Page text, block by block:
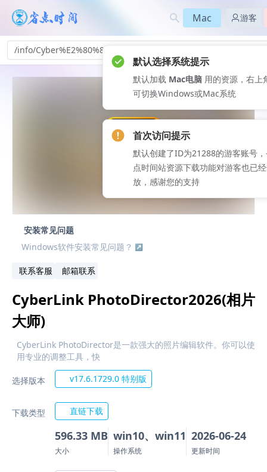
Mac 游客
/info/Cyber%E2%80%8B%E2%80%8BLinkPhotoDirector2026-
安装常见问题
Windows软件安装常见问题？
联系客服 邮箱联系
Cyber​​Link PhotoDirector2026(相片
大师)
CyberLink PhotoDirector是一款强大的照片编辑软件。你可以使
用专业的调整工具，快
选择版本 v17.6.1729.0 特别版
下载类型 直链下载
596.33 MB
大小
win10、win11
操作系统
2026-06-24
更新时间
默认选择系统提示
默认加载 Mac电脑 用的资源，右上
可切换Windows或Mac系统
首次访问提示
默认创建了ID为21288的游客账号
点时间站资源下载功能对游客也已
放，感谢您的支持